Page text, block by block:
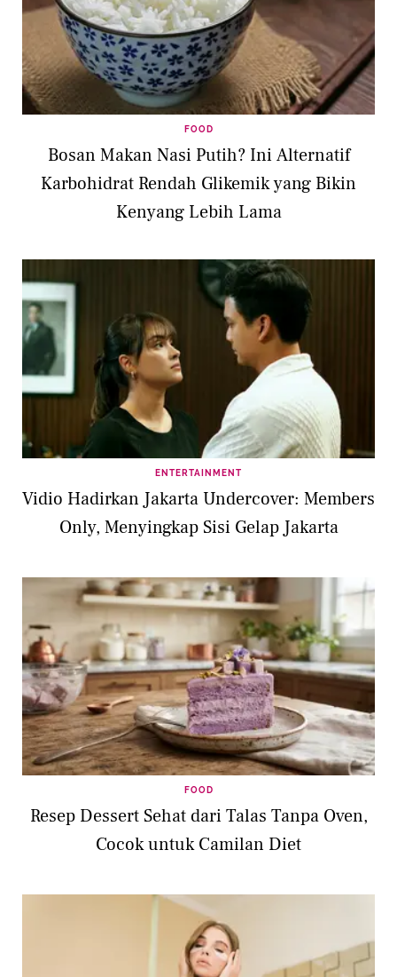
FOOD
Bosan Makan Nasi Putih? Ini Alternatif
Karbohidrat Rendah Glikemik yang Bikin
Kenyang Lebih Lama
ENTERTAINMENT
Vidio Hadirkan Jakarta Undercover: Members
Only, Menyingkap Sisi Gelap Jakarta
FOOD
Resep Dessert Sehat dari Talas Tanpa Oven,
Cocok untuk Camilan Diet